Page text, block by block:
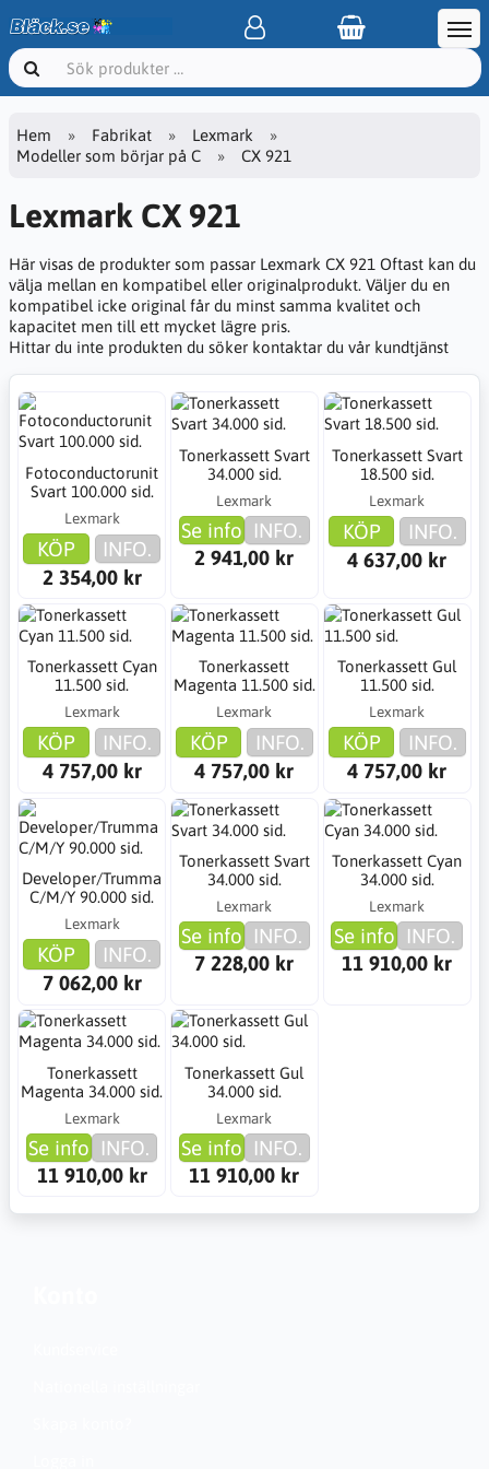
Hem Fabrikat
Lexmark
Modeller som börjar på C
CX 921
Lexmark CX 921
Här visas de produkter som passar Lexmark CX 921 Oftast kan du
välja mellan en kompatibel eller originalprodukt. Väljer du en
kompatibel icke original får du minst samma kvalitet och
kapacitet men till ett mycket lägre pris.
Hittar du inte produkten du söker kontaktar du vår kundtjänst
Fotoconductorunit
Svart 100.000 sid.
Lexmark
KÖP
INFO.
2 354,00 kr
Tonerkassett Svart
34.000 sid.
Lexmark
Se info INFO.
2 941,00 kr
Tonerkassett Svart
18.500 sid.
Lexmark
KÖP
INFO.
4 637,00 kr
Tonerkassett Cyan
11.500 sid.
Lexmark
KÖP
INFO.
4 757,00 kr
Tonerkassett
Magenta 11.500 sid.
Lexmark
KÖP
INFO.
4 757,00 kr
Tonerkassett Gul
11.500 sid.
Lexmark
KÖP
INFO.
4 757,00 kr
Developer/Trumma
C/M/Y 90.000 sid.
Lexmark
KÖP
INFO.
7 062,00 kr
Tonerkassett Svart
34.000 sid.
Lexmark
Se info INFO.
7 228,00 kr
Tonerkassett Cyan
34.000 sid.
Lexmark
Se info INFO.
11 910,00 kr
Tonerkassett
Magenta 34.000 sid.
Lexmark
Se info INFO.
11 910,00 kr
Tonerkassett Gul
34.000 sid.
Lexmark
Se info INFO.
11 910,00 kr